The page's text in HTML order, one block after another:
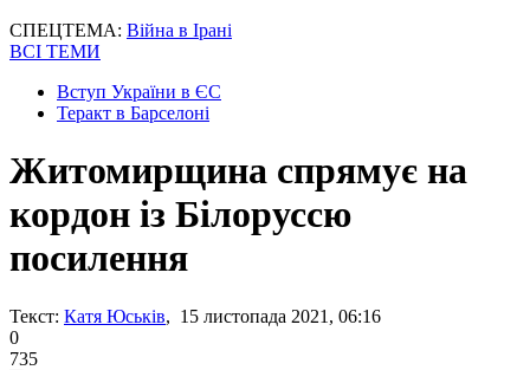
СПЕЦТЕМА: Війна в Ірані
ВСІ ТЕМИ
Вступ України в ЄС
Теракт в Барселоні
Житомирщина спрямує на
кордон із Білоруссю
посилення
Текст: Катя Юськів, 15 листопада 2021, 06:16
0
735